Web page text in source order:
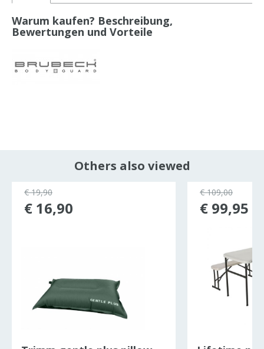
Warum kaufen? Beschreibung,
Bewertungen und Vorteile
Others also viewed
€ 19,90
€ 16,90
€ 109,00
€ 99,95